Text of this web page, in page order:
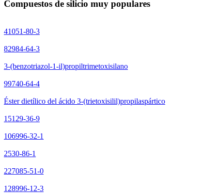
Compuestos de silicio muy populares
41051-80-3
82984-64-3
3-(benzotriazol-1-il)propiltrimetoxisilano
99740-64-4
Éster dietílico del ácido 3-(trietoxisilil)propilaspártico
15129-36-9
106996-32-1
2530-86-1
227085-51-0
128996-12-3